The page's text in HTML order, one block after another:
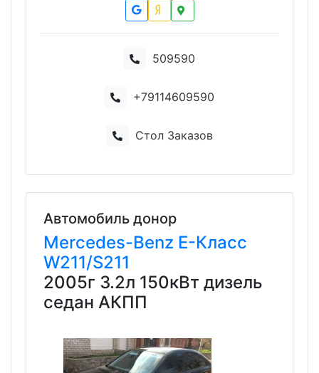
509590
+79114609590
Стол Заказов
Автомобиль донор
Mercedes-Benz E-Класс
W211/S211
2005г 3.2л 150кВт дизель
седан АКПП